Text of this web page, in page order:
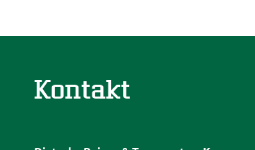
Kontakt